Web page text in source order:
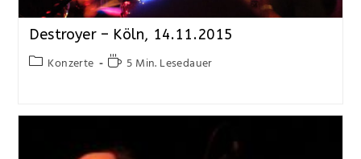
Destroyer – Köln, 14.11.2015
Konzerte 5 Min. Lesedauer